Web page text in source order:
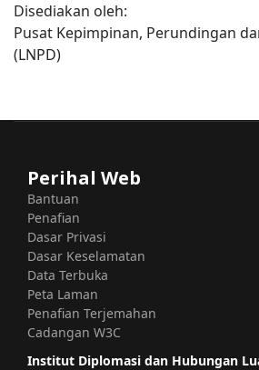
Disediakan oleh:
Pusat Kepimpinan, Perundingan
(LNPD)
Perihal Web
Bantuan
Penafian
Dasar Privasi
Dasar Keselamatan
Data Terbuka
Peta Laman
Penafian Terjemahan
Cadangan W3C
Institut Diplomasi dan Hubungan